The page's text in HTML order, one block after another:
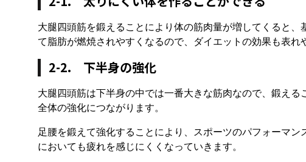
大腿四頭筋を鍛えることにより体の筋肉量が増してくると
て脂肪が燃焼されやすくなるので、ダイエットの効果も表れ
2-2. 下半身の強化
大腿四頭筋は下半身の中では一番大きな筋肉なので、鍛え
全体の強化につながります。
足腰を鍛えて強化することにより、スポーツのパフォーマ
においても疲れを感じにくくなっていきます。